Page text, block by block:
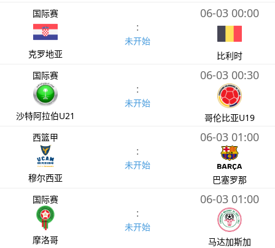
国际赛
克罗地亚
:
未开始
06-03 00:00
比利时
国际赛
沙特阿拉伯U21
:
未开始
06-03 00:30
哥伦比亚U19
西篮甲
穆尔西亚
:
未开始
06-03 01:00
巴塞罗那
国际赛
摩洛哥
:
未开始
06-03 01:00
马达加斯加